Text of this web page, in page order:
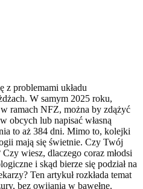
z problemami układu
W samym 2025 roku,
ramach NFZ, można by zdążyć
obcych lub napisać własną
to aż 384 dni. Mimo to, kolejki
mają się świetnie. Czy Twój
wiesz, dlaczego coraz młodsi
i skąd bierze się podział na
Ten artykuł rozkłada temat
bez owijania w bawełnę.